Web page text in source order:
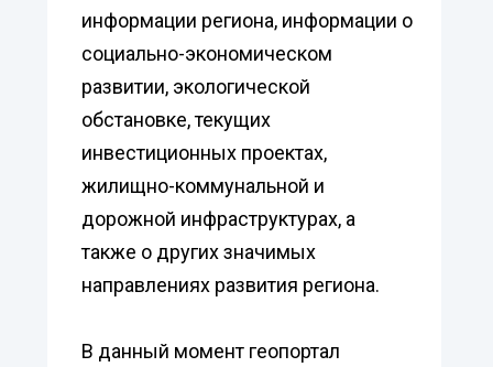
информации региона, информации о
социально-экономическом
развитии, экологической
обстановке, текущих
инвестиционных проектах,
жилищно-коммунальной и
дорожной инфраструктурах, а
также о других значимых
направлениях развития региона.
В данный момент геопортал